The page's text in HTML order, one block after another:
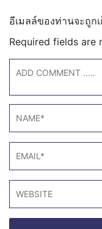
อีเมลล์ของท่านจะถูก
Required fields are